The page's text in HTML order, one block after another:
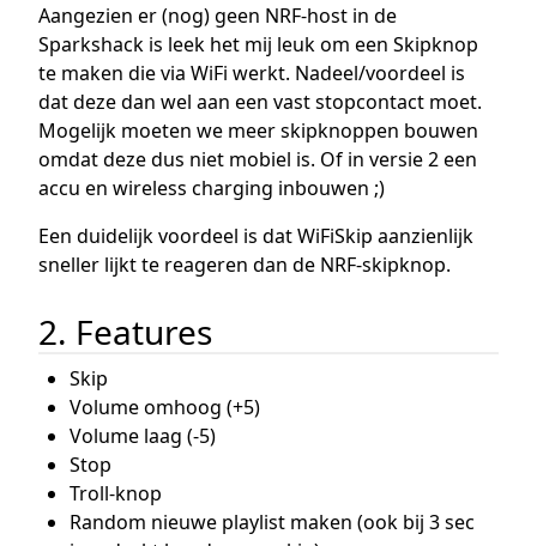
Aangezien er (nog) geen NRF-host in de
Sparkshack is leek het mij leuk om een Skipknop
te maken die via WiFi werkt. Nadeel/voordeel is
dat deze dan wel aan een vast stopcontact moet.
Mogelijk moeten we meer skipknoppen bouwen
omdat deze dus niet mobiel is. Of in versie 2 een
accu en wireless charging inbouwen ;)
Een duidelijk voordeel is dat WiFiSkip aanzienlijk
sneller lijkt te reageren dan de NRF-skipknop.
2. Features
Skip
Volume omhoog (+5)
Volume laag (-5)
Stop
Troll-knop
Random nieuwe playlist maken (ook bij 3 sec